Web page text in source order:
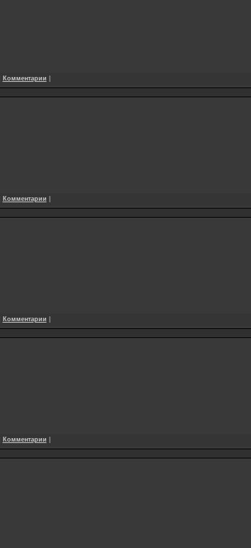
Комментарии
Комментарии
Комментарии
Комментарии